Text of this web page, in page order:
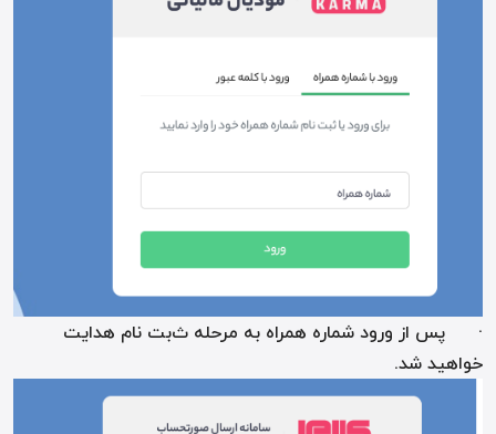
· پس از ورود شماره همراه به مرحله ثبت نام هدایت
خواهید شد.